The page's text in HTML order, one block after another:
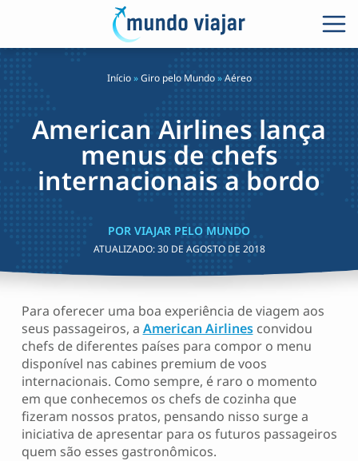
Início»Giro pelo Mundo»Aéreo
American Airlines lança
menus de chefs
internacionais a bordo
POR VIAJAR PELO MUNDO
ATUALIZADO:30 DE AGOSTO DE 2018
Para oferecer uma boa experiência de viagem aos
seus passageiros, a American Airlinesconvidou
chefs de diferentes países para compor o menu
disponível nas cabines premium de voos
internacionais. Como sempre, é raro o momento
em que conhecemos os chefs de cozinha que
fizeram nossos pratos, pensando nisso surge a
iniciativa de apresentar para os futuros passageiros
quem são esses gastronômicos.